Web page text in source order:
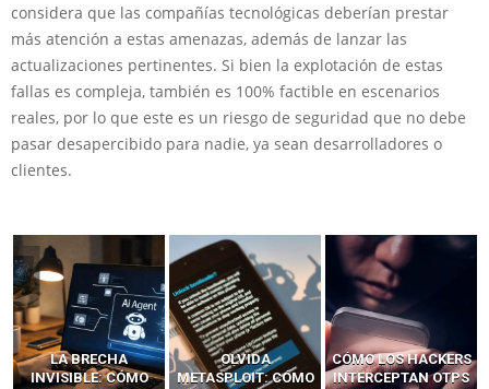
considera que las compañías tecnológicas deberían prestar
más atención a estas amenazas, además de lanzar las
actualizaciones pertinentes. Si bien la explotación de estas
fallas es compleja, también es 100% factible en escenarios
reales, por lo que este es un riesgo de seguridad que no debe
pasar desapercibido para nadie, ya sean desarrolladores o
clientes.
LA BRECHA
INVISIBLE: CÓMO
OLVIDA
METASPLOIT: CÓMO
CÓMO LOS HACKERS
INTERCEPTAN OTPS